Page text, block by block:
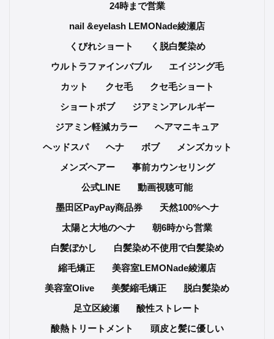
24時まで営業
nail &eyelash LEMONade綾瀬店
くびれショート
く脱白髪染め
ウルトラファインバブル
エイジング毛
カット
クセ毛
クセ毛ショート
ショートボブ
ジアミンアレルギー
ジアミン軽減カラー
ヘアマニキュア
ヘッドスパ
ヘナ ボブ
メンズカット
メンズヘアー
事前カウンセリング
公式LINE
動画視聴可能
墨田区PayPay商品券
天然100%ヘナ
太陽と大地のヘナ
朝6時から営業
白髪ぼかし
白髪染め不使用で白髪染め
縮毛矯正
美容室LEMONade綾瀬店
美容室Olive
美髪縮毛矯正
脱白髪染め
足立区綾瀬
酸性ストレート
酸熱トリートメント
頭皮と髪に優しい